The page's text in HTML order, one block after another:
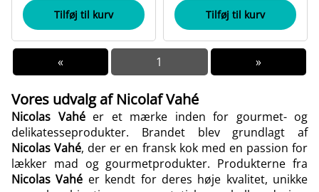
Tilføj til kurv Tilføj til kurv
« 1 »
Vores udvalg af Nicolaf Vahé
Nicolas Vahéer et mærke inden for gourmet- og
delikatesseprodukter. Brandet blev grundlagt af
Nicolas Vahé, der er en fransk kok med en passion for
lækker mad og gourmetprodukter. Produkterne fra
Nicolas Vahé er kendt for deres høje kvalitet, unikke